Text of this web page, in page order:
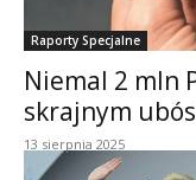
Raporty Specjalne
Niemal 2 mln
skrajnym
13 sierpnia 2025